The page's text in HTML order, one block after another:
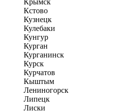
Крымск
Кстово
Кузнецк
Кулебаки
Кунгур
Курган
Курганинск
Курск
Курчатов
Кыштым
Лениногорск
Липецк
Лиски